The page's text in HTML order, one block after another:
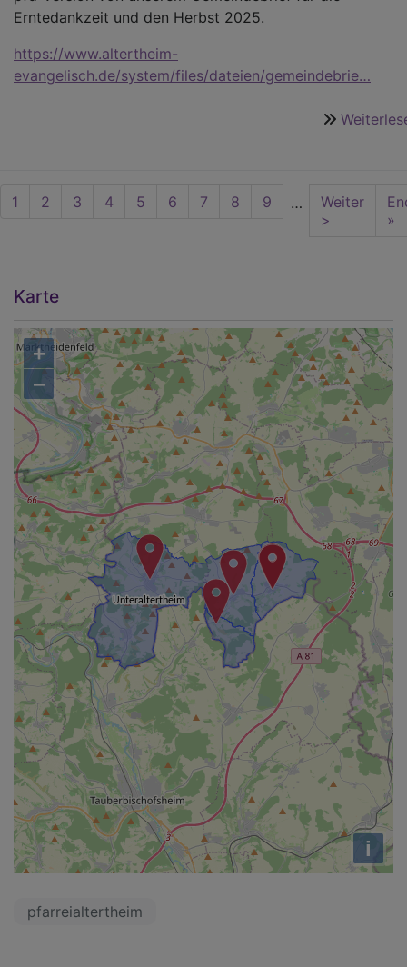
Erntedankzeit und den Herbst 2025.
https://www.altertheim-
evangelisch.de/system/files/dateien/gemeindebrie…
Seitennummerierung
Aktuelle
1 Seite
2 Seite
3 Seite
4 Seite
5 Seite
6 Seite
7 Seite
8 Seite
9 …
Nächste
Seite
Weiter
>
»
Karte
+
−
i
pfarreialtertheim